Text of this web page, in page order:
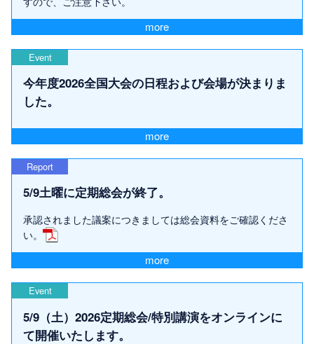
more
Event
今年度2026全国大会の日程および会場が決まりま
した。
more
Report
5/9土曜に定期総会が終了。
承認されました議案につきましては総会資料をご確認くださ
い。
more
Event
5/9（土）2026定期総会/特別講演をオンラインに
て開催いたします。